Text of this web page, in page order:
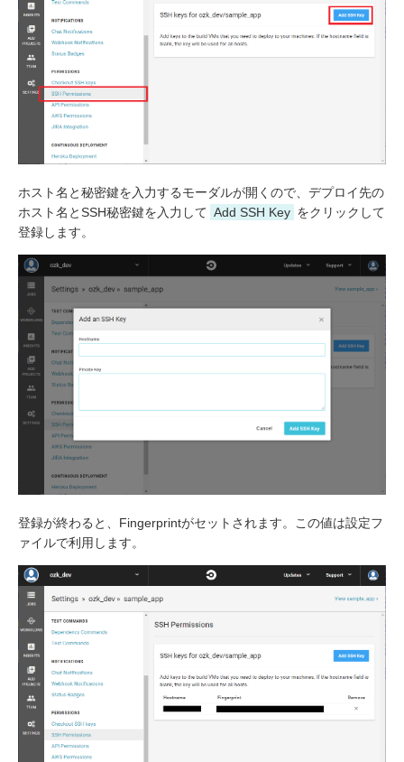
ホスト名と秘密鍵を入力するモーダルが開くので、デプロイ先の
ホスト名とSSH秘密鍵を入力して Add SSH Key をクリックして
登録します。
登録が終わると、Fingerprintがセットされます。この値は設定フ
ァイルで利用します。